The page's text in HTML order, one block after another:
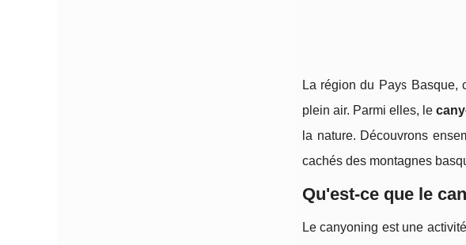
La région du Pays Basque,
plein air. Parmi elles, le
la nature. Découvrons
cachés des montagnes
Qu'est-ce que le
Le canyoning est une